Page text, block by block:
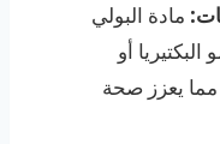
مادة البولي
أو
يعزز صحة